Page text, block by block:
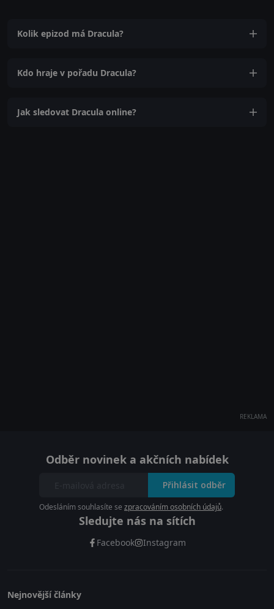
Kolik epizod má Dracula?
Kdo hraje v pořadu Dracula?
Jak sledovat Dracula online?
REKLAMA
Odběr novinek a akčních nabídek
Přihlásit odběr
Odesláním souhlasíte se zpracováním osobních údajů.
Sledujte nás na sítích
Facebook Instagram
Nejnovější články